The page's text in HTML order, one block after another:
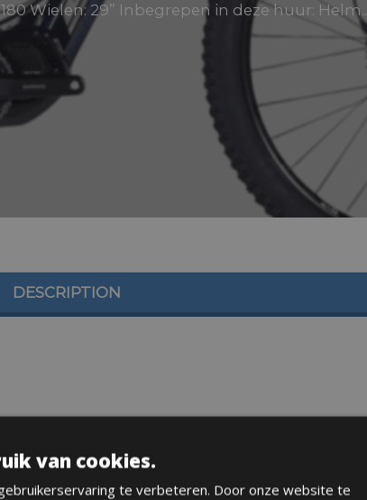
Wielen: 29” Inbegrepen in deze huur: Helm..
DESCRIPTION
van cookies.
te verbeteren. Door onze website te